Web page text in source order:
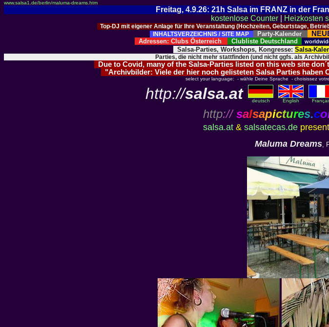
www.salsa1.de/berlin/maluma-dreams.htm
Freitag, 4.9.26: 21h Salsa im FRANZ in der
kostenlose Counter
Heizkosten
Top-DJ mit eigener Anlage für Ihre Veranstaltung (Hochzeiten, Geburtstage,
INHALTSVERZEICHNIS / SITE MAP
Party-Kalender
Adressen: Clubs Österreich Clubliste Deutschland
Salsa-Parties, Workshops, Kongresse: Salsa-
Parties, die nicht mehr stattfinden (und nicht ggfs. als
Due to Covid, many of the Salsa-Parties listed on this web site
"Archivbilder: Viele der hier noch gelisteten Salsa Parties
select your language: - wähle Deine Sprache - choisissez
http://salsa.at deutsch English
http:// salsapictures.co
salsa.at & salsatecas.de
Maluma Dreams,